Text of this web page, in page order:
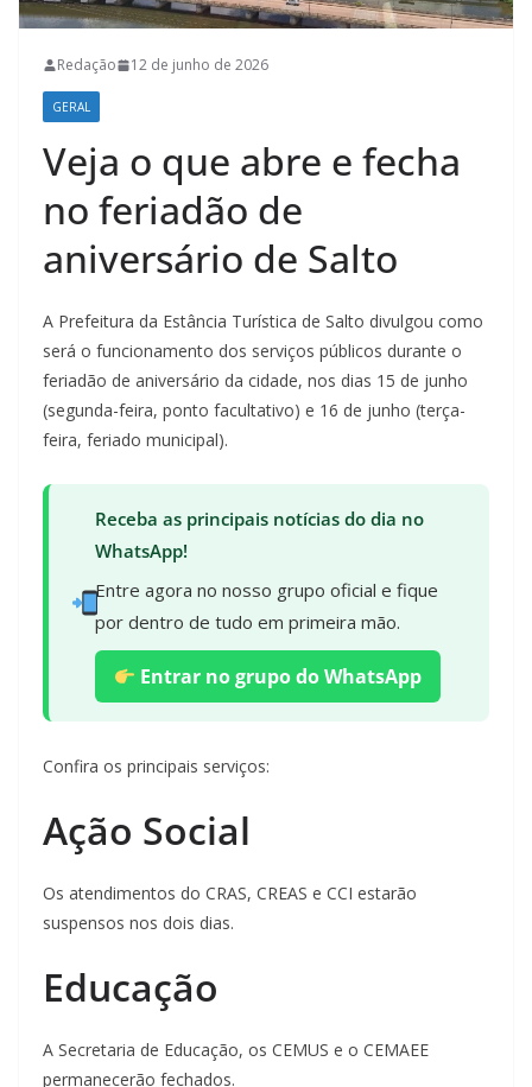
Redação 12 de junho de 2026
GERAL
Veja o que abre e fecha
no feriadão de
aniversário de Salto
A Prefeitura da Estância Turística de Salto divulgou como
será o funcionamento dos serviços públicos durante o
feriadão de aniversário da cidade, nos dias 15 de junho
(segunda-feira, ponto facultativo) e 16 de junho (terça-
feira, feriado municipal).
Receba as principais notícias do dia no
WhatsApp!
Entre agora no nosso grupo oficial e fique
por dentro de tudo em primeira mão.
Entrar no grupo do WhatsApp
Confira os principais serviços:
Ação Social
Os atendimentos do CRAS, CREAS e CCI estarão
suspensos nos dois dias.
Educação
A Secretaria de Educação, os CEMUS e o CEMAEE
permanecerão fechados.